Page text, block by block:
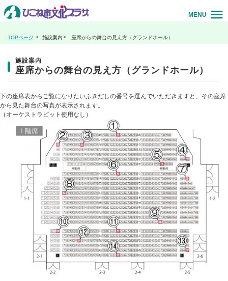
MENU
TOPページ 施設案内 座席からの舞台の見え方（グランドホール）
施設案内
座席からの舞台の見え方（グランドホール）
下の座席表からご覧になりたいふきだしの番号を選んでいただきますと、その座席
から見た舞台の写真が表示されます。
（オーケストラピット使用なし）